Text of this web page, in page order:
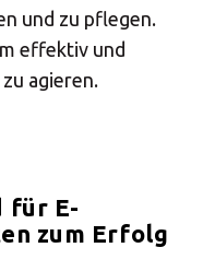
und zu pflegen.
effektiv und
agieren.
für E-
zum Erfolg